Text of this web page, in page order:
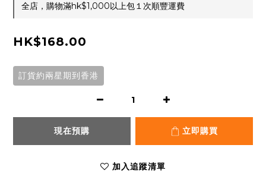
全店，購物滿hk$1,000以上包１次順豐運費
HK$168.00
訂貨約兩星期到香港
現在預購 立即購買
加入追蹤清單